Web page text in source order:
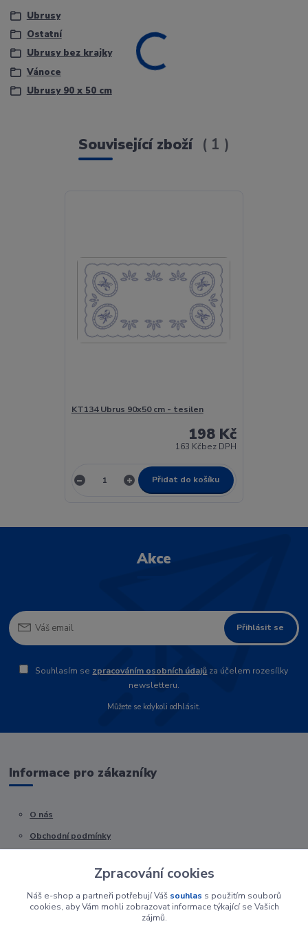
Ubrusy
Ostatní
Ubrusy bez krajky
Vánoce
Ubrusy 90 x 50 cm
Související zboží 1
KT134 Ubrus 90x50 cm - tesilen
198 Kč
163 Kčbez DPH
Přidat do košíku
Akce
Přihlásit se
Souhlasím se zpracováním osobních údajů za účelem rozesílky
newsletteru.
Můžete se kdykoli odhlásit.
Informace pro zákazníky
O nás
Obchodní podmínky
Zpracování cookies
Náš e-shop a partneři potřebují Váš souhlas s použitím souborů
cookies, aby Vám mohli zobrazovat informace týkající se Vašich
zájmů.